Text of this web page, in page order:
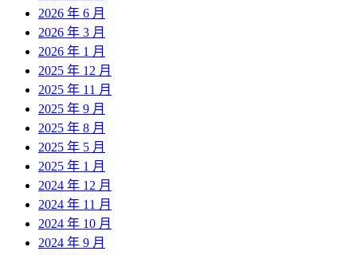
2026 年 6 月
2026 年 3 月
2026 年 1 月
2025 年 12 月
2025 年 11 月
2025 年 9 月
2025 年 8 月
2025 年 5 月
2025 年 1 月
2024 年 12 月
2024 年 11 月
2024 年 10 月
2024 年 9 月